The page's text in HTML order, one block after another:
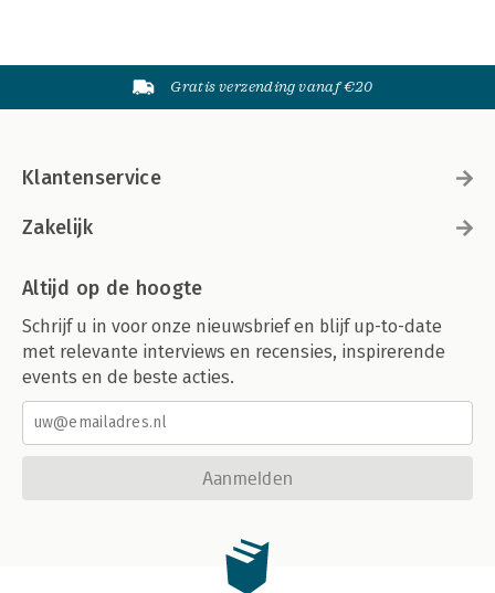
Gratis verzending vanaf €20
Klantenservice
Zakelijk
Altijd op de hoogte
Schrijf u in voor onze nieuwsbrief en blijf up-to-date
met relevante interviews en recensies, inspirerende
events en de beste acties.
Aanmelden